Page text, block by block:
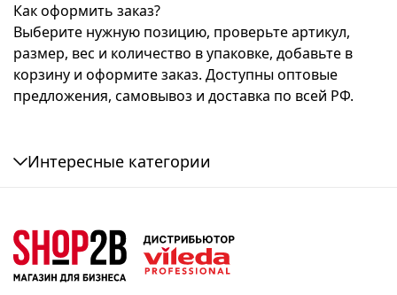
Как оформить заказ?
Выберите нужную позицию, проверьте артикул,
размер, вес и количество в упаковке, добавьте в
корзину и оформите заказ. Доступны оптовые
предложения, самовывоз и доставка по всей РФ.
Интересные категории